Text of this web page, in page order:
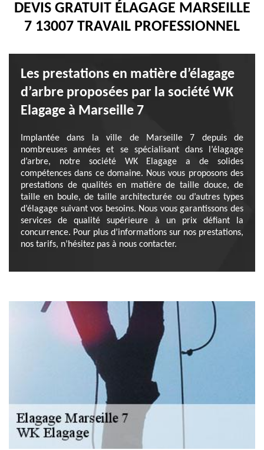
DEVIS GRATUIT ÉLAGAGE MARSEILLE
7 13007 TRAVAIL PROFESSIONNEL
Les prestations en matière d’élagage
d’arbre proposées par la société WK
Elagage à Marseille 7
Implantée dans la ville de Marseille 7 depuis de
nombreuses années et se spécialisant dans l’élagage
d’arbre, notre société WK Elagage a de solides
compétences dans ce domaine. Nous vous proposons des
prestations de qualités en matière de taille douce, de
taille en boule, de taille architecturée ou d’autres types
d’élagage suivant vos besoins. Nous vous garantissons des
services de qualité supérieure à un prix défiant la
concurrence. Pour plus d’informations sur nos prestations,
nos tarifs, n’hésitez pas à nous contacter.